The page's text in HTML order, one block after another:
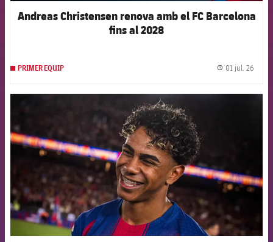
Andreas Christensen renova amb el FC Barcelona
fins al 2028
PRIMER EQUIP 01 jul. 26
FCB Barcelona badge